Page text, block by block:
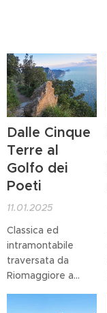
Dalle Cinque
Terre al
Golfo dei
Poeti
11.01.2025
Classica ed
intramontabile
traversata da
Riomaggiore a